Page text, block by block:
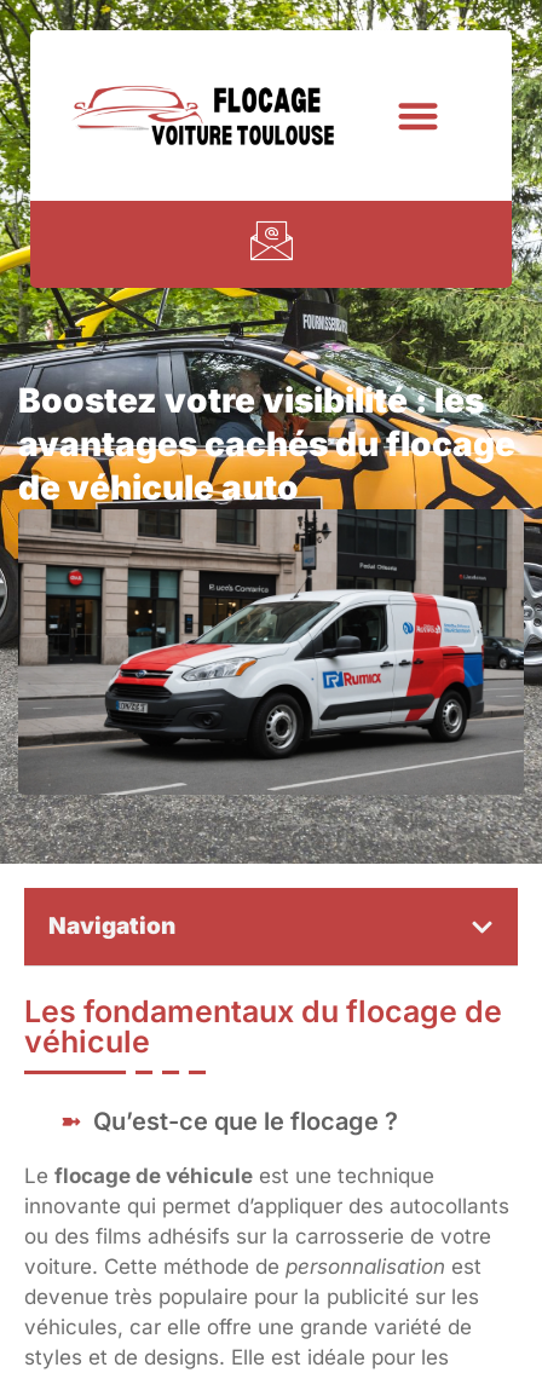
Boostez votre visibilité : les
avantages cachés du flocage
de véhicule auto
Navigation
Les fondamentaux du flocage de
véhicule
Qu’est-ce que le flocage ?
Le flocage de véhicule est une technique
innovante qui permet d’appliquer des autocollants
ou des films adhésifs sur la carrosserie de votre
voiture. Cette méthode de personnalisation est
devenue très populaire pour la publicité sur les
véhicules, car elle offre une grande variété de
styles et de designs. Elle est idéale pour les